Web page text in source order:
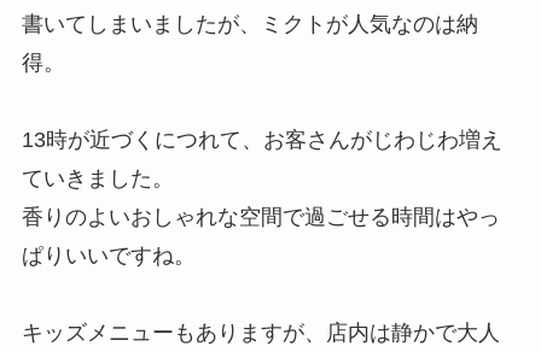
書いてしまいましたが、ミクトが人気なのは納
得。
13時が近づくにつれて、お客さんがじわじわ増え
ていきました。
香りのよいおしゃれな空間で過ごせる時間はやっ
ぱりいいですね。
キッズメニューもありますが、店内は静かで大人